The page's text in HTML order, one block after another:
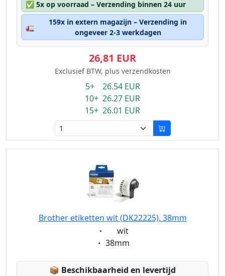
✅ 5x op voorraad – Verzending binnen 24 uur
🚛
159x in extern magazijn – Verzending in
ongeveer 2-3 werkdagen
26,81 EUR
Exclusief BTW, plus verzendkosten
5+ 26.54 EUR
10+ 26.27 EUR
15+ 26.01 EUR
Brother etiketten wit (DK22225), 38mm
Eigenschaft:
wit
Eigenschaft:
38mm
📦 Lagerstatus:
Beschikbaarheid en levertijd